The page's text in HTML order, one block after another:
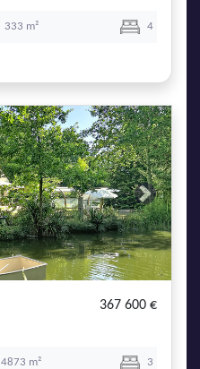
333 m² 4
Next
367 600 €
4873 m² 3